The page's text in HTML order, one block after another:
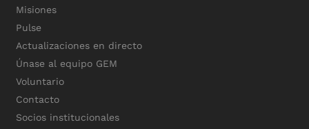
Misiones
Pulse
Actualizaciones en directo
Únase al equipo GEM
Voluntario
Contacto
Socios institucionales